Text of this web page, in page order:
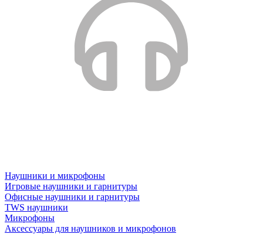
Наушники и микрофоны
Игровые наушники и гарнитуры
Офисные наушники и гарнитуры
TWS наушники
Микрофоны
Аксессуары для наушников и микрофонов